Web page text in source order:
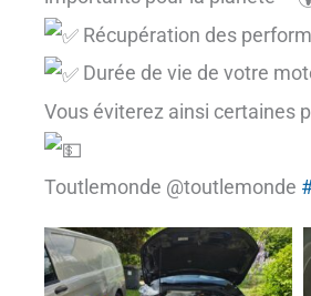
Récupération des
Durée de vie de votre
Vous éviterez ainsi certaines
Toutlemonde @toutlemonde